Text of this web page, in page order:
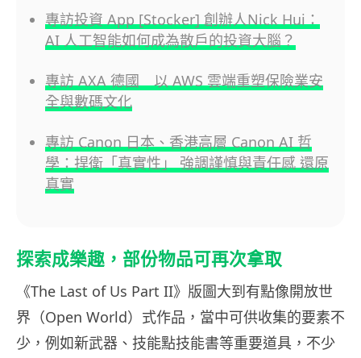
專訪投資 App [Stocker] 創辦人Nick Hui：
AI 人工智能如何成為散戶的投資大腦？
專訪 AXA 德國 以 AWS 雲端重塑保險業安
全與數碼文化
專訪 Canon 日本、香港高層 Canon AI 哲
學：捍衛「真實性」 強調謹慎與責任感 還原
真實
探索成樂趣，部份物品可再次拿取
《The Last of Us Part II》版圖大到有點像開放世
界（Open World）式作品，當中可供收集的要素不
少，例如新武器、技能點技能書等重要道具，不少